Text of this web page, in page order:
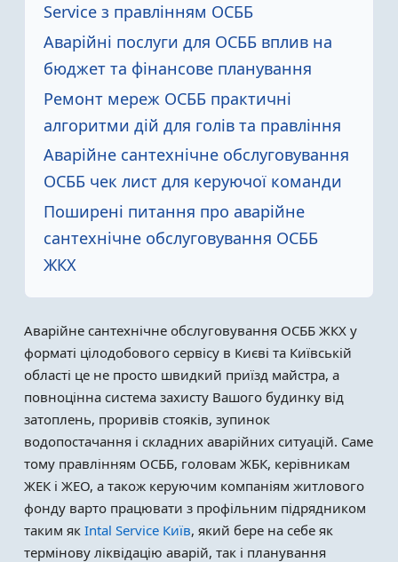
Service з правлінням ОСББ
Аварійні послуги для ОСББ вплив на
бюджет та фінансове планування
Ремонт мереж ОСББ практичні
алгоритми дій для голів та правління
Аварійне сантехнічне обслуговування
ОСББ чек лист для керуючої команди
Поширені питання про аварійне
сантехнічне обслуговування ОСББ
ЖКХ
Аварійне сантехнічне обслуговування ОСББ ЖКХ у
форматі цілодобового сервісу в Києві та Київській
області це не просто швидкий приїзд майстра, а
повноцінна система захисту Вашого будинку від
затоплень, проривів стояків, зупинок
водопостачання і складних аварійних ситуацій. Саме
тому правлінням ОСББ, головам ЖБК, керівникам
ЖЕК і ЖЕО, а також керуючим компаніям житлового
фонду варто працювати з профільним підрядником
таким як Intal Service Київ, який бере на себе як
термінову ліквідацію аварій, так і планування